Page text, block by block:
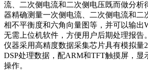
流、二次侧电流和二次侧电压既而做分析
器精确测量一次侧电流、二次侧电流和二
相不平衡度和六角向量图等，并可以输出
无需上位机软件，方便用户后期处理报告。
仪器采用高精度数据采集芯片具有模拟量
DSP处理数据，配ARM和TFT触摸屏，显
操作。